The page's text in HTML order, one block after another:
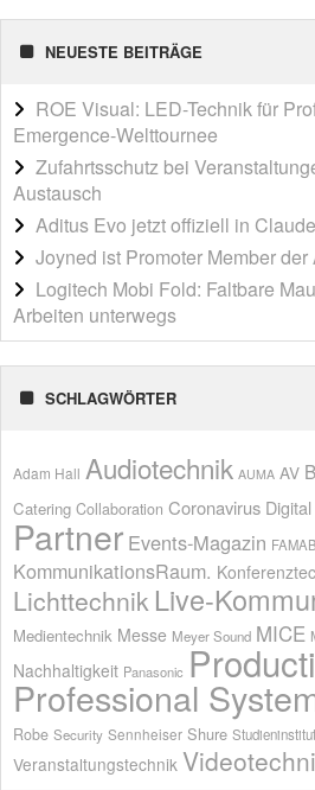
NEUESTE BEITRÄGE
ROE Visual: LED-Technik für
Emergence-Welttournee
Zufahrtsschutz bei
Austausch
Aditus Evo jetzt offiziell in
Joyned ist Promoter Member
Logitech Mobi Fold: Faltbare
Arbeiten unterwegs
SCHLAGWÖRTER
Adam Hall Audiotechnik AUMA AV
Catering Collaboration Coronavirus
Partner Events-Magazin FAMAB
KommunikationsRaum.
Lichttechnik Live-
Medientechnik Messe Meyer Sound MICE
Nachhaltigkeit Panasonic
Professional
Robe Security Sennheiser Shure
Veranstaltungstechnik